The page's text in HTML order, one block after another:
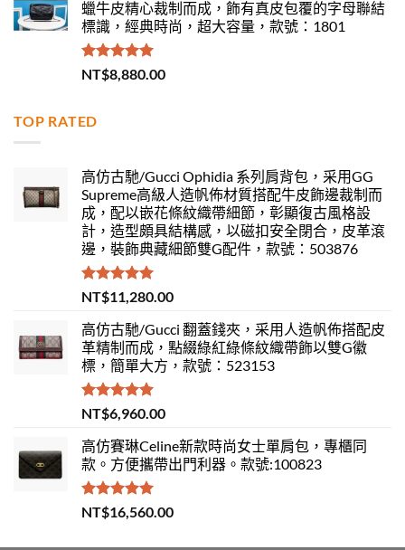
蠟牛皮精心裁制而成，飾有真皮包覆的字母聯結
標識，經典時尚，超大容量，款號：1801
評分 5.00
滿分 5
NT$8,880.00
TOP RATED
高仿古馳/Gucci Ophidia 系列肩背包，采用GG
Supreme高級人造帆佈材質搭配牛皮飾邊裁制而
成，配以嵌花條紋織帶細節，彰顯復古風格設
計，造型頗具結構感，以磁扣安全閉合，皮革滾
邊，裝飾典藏細節雙G配件，款號：503876
評分5.00
滿分 5
NT$11,280.00
高仿古馳/Gucci 翻蓋錢夾，采用人造帆佈搭配皮
革精制而成，點綴綠紅綠條紋織帶飾以雙G徽
標，簡單大方，款號：523153
評分 5.00
滿分 5
NT$6,960.00
高仿賽琳Celine新款時尚女士單肩包，專櫃同
款。方便攜帶出門利器。款號:100823
評分5.00
滿分 5
NT$16,560.00